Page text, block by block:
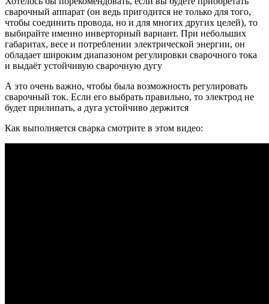
сварочный аппарат (он ведь пригодится не только для того,
чтобы соединить провода, но и для многих других целей), то
выбирайте именно инверторный вариант. При небольших
габаритах, весе и потреблении электрической энергии, он
обладает широким диапазоном регулировки сварочного тока
и выдаёт устойчивую сварочную дугу
А это очень важно, чтобы была возможность регулировать
сварочный ток. Если его выбрать правильно, то электрод не
будет прилипать, а дуга устойчиво держится
Как выполняется сварка смотрите в этом видео: